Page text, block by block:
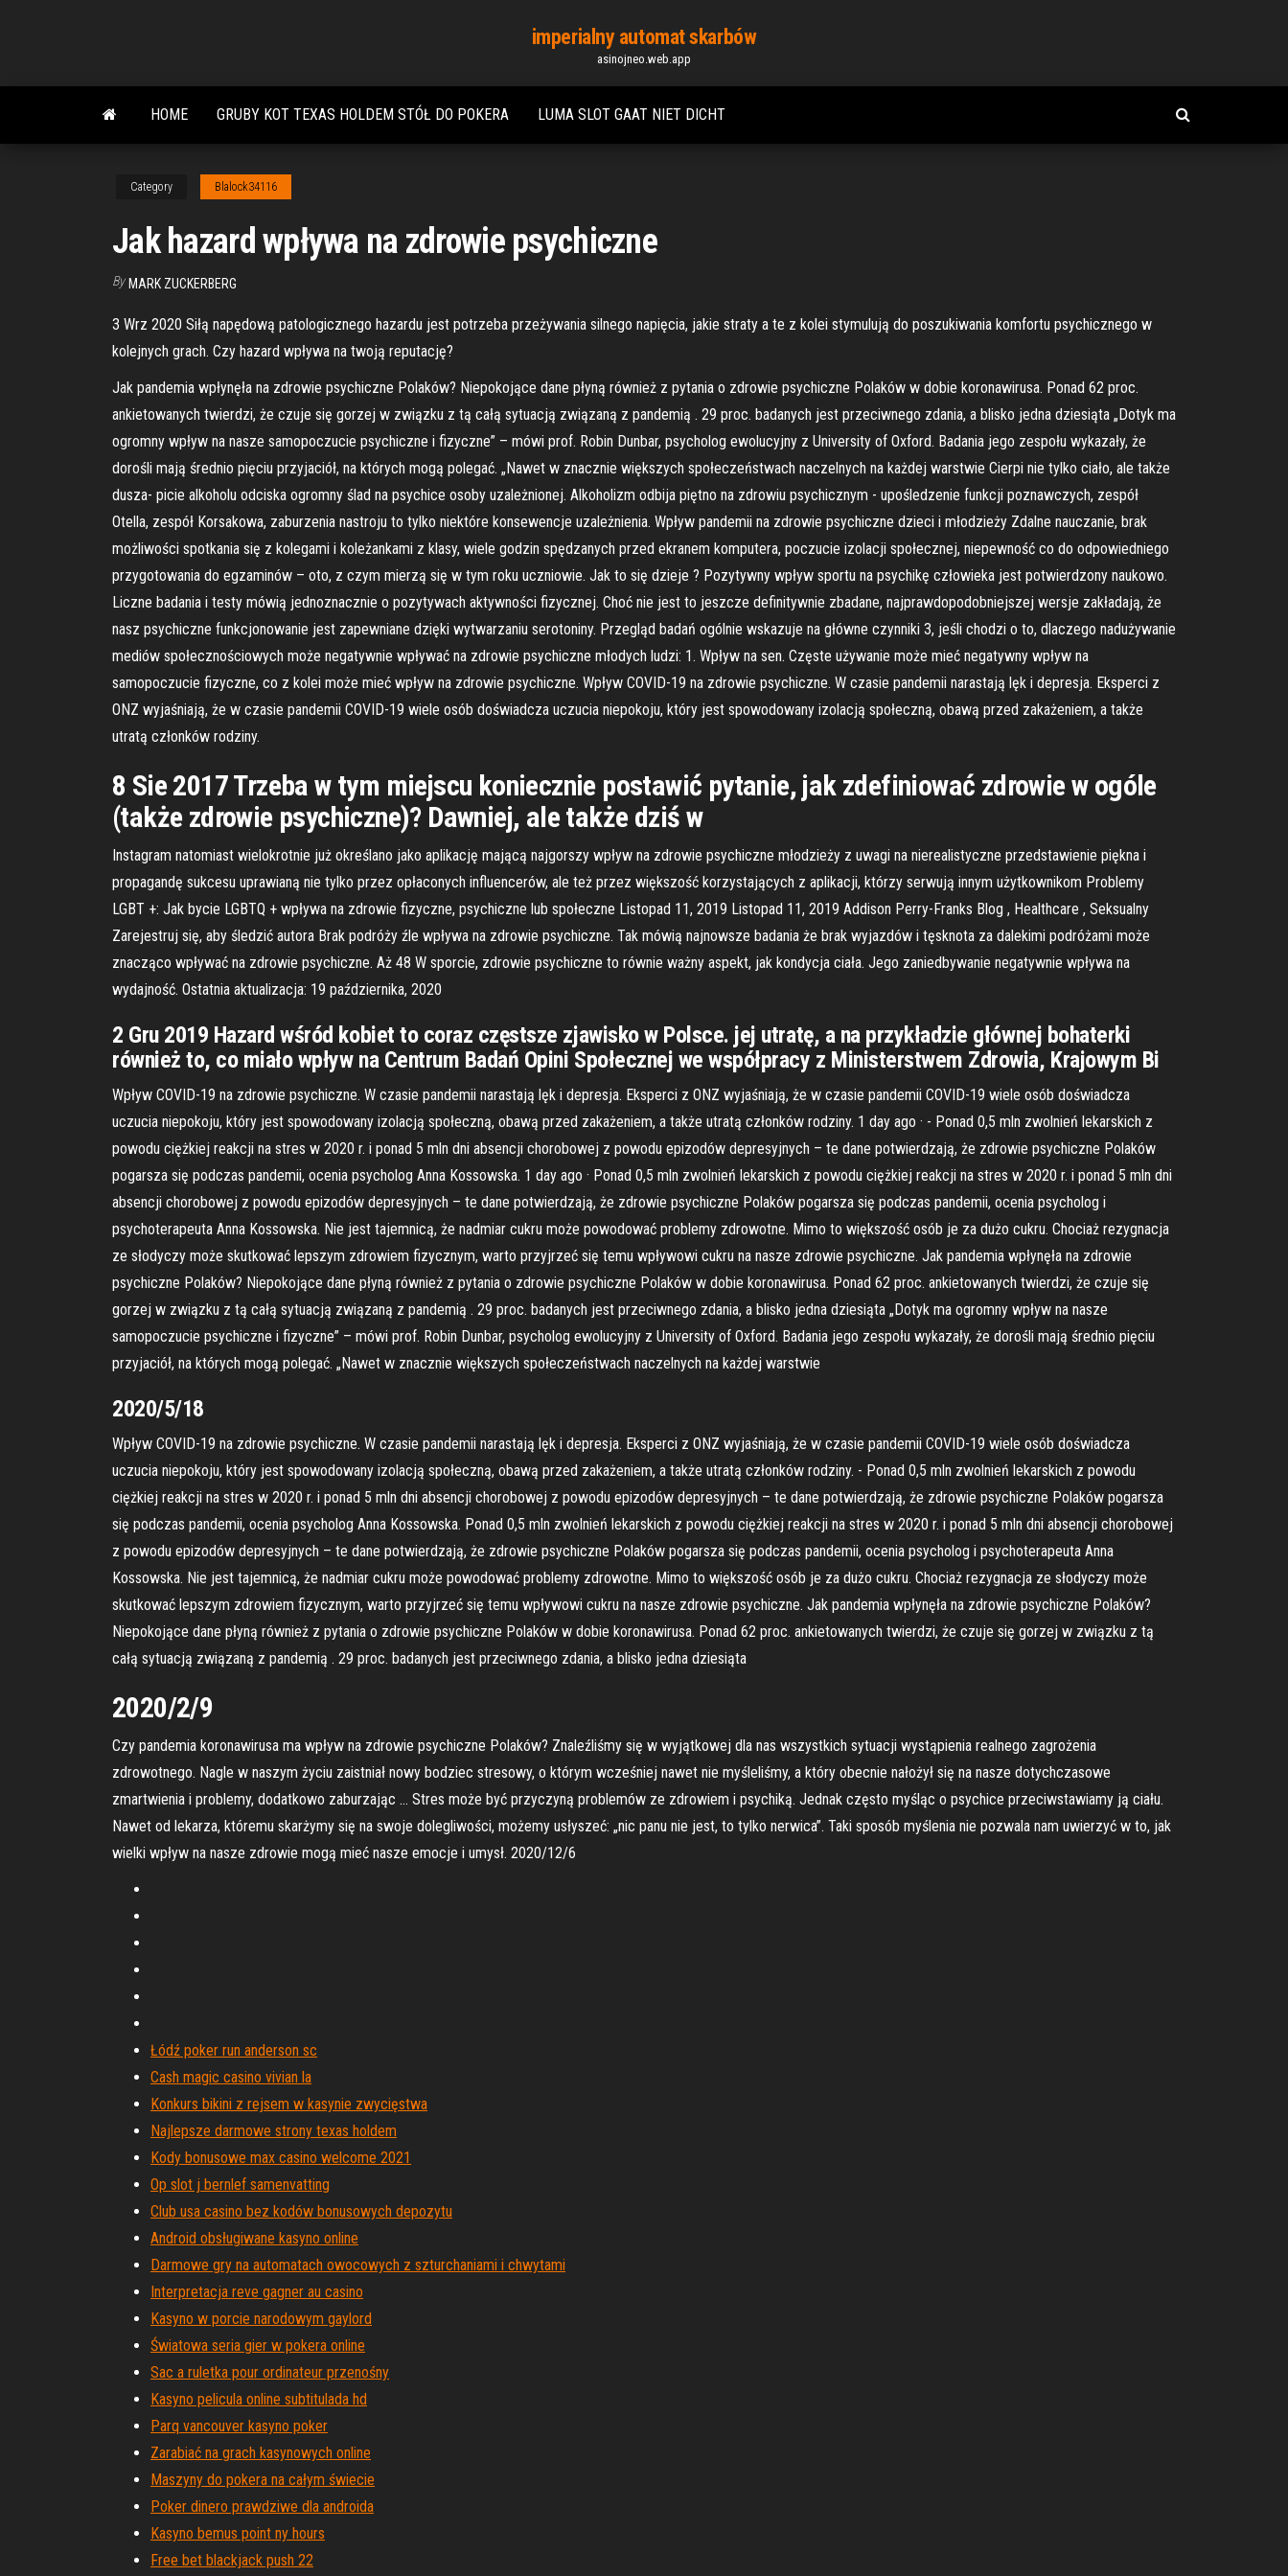
content
imperialny automat skarbów
asinojneo.web.app
HOME GRUBY KOT TEXAS HOLDEM STÓŁ DO POKERA LUMA SLOT GAAT NIET DICHT
Category Blalock34116
Jak hazard wpływa na zdrowie psychiczne
By MARK ZUCKERBERG
3 Wrz 2020 Siłą napędową patologicznego hazardu jest potrzeba przeżywania silnego napięcia, jakie straty a te z kolei stymulują do poszukiwania komfortu psychicznego w
kolejnych grach. Czy hazard wpływa na twoją reputację?
Jak pandemia wpłynęła na zdrowie psychiczne Polaków? Niepokojące dane płyną również z pytania o zdrowie psychiczne Polaków w dobie koronawirusa. Ponad 62 proc.
ankietowanych twierdzi, że czuje się gorzej w związku z tą całą sytuacją związaną z pandemią . 29 proc. badanych jest przeciwnego zdania, a blisko jedna dziesiąta „Dotyk ma
ogromny wpływ na nasze samopoczucie psychiczne i fizyczne” – mówi prof. Robin Dunbar, psycholog ewolucyjny z University of Oxford. Badania jego zespołu wykazały, że
dorośli mają średnio pięciu przyjaciół, na których mogą polegać. „Nawet w znacznie większych społeczeństwach naczelnych na każdej warstwie Cierpi nie tylko ciało, ale także
dusza- picie alkoholu odciska ogromny ślad na psychice osoby uzależnionej. Alkoholizm odbija piętno na zdrowiu psychicznym - upośledzenie funkcji poznawczych, zespół
Otella, zespół Korsakowa, zaburzenia nastroju to tylko niektóre konsewencje uzależnienia. Wpływ pandemii na zdrowie psychiczne dzieci i młodzieży Zdalne nauczanie, brak
możliwości spotkania się z kolegami i koleżankami z klasy, wiele godzin spędzanych przed ekranem komputera, poczucie izolacji społecznej, niepewność co do odpowiedniego
przygotowania do egzaminów – oto, z czym mierzą się w tym roku uczniowie. Jak to się dzieje ? Pozytywny wpływ sportu na psychikę człowieka jest potwierdzony naukowo.
Liczne badania i testy mówią jednoznacznie o pozytywach aktywności fizycznej. Choć nie jest to jeszcze definitywnie zbadane, najprawdopodobniejszej wersje zakładają, że
nasz psychiczne funkcjonowanie jest zapewniane dzięki wytwarzaniu serotoniny. Przegląd badań ogólnie wskazuje na główne czynniki 3, jeśli chodzi o to, dlaczego nadużywanie
mediów społecznościowych może negatywnie wpływać na zdrowie psychiczne młodych ludzi: 1. Wpływ na sen. Częste używanie może mieć negatywny wpływ na
samopoczucie fizyczne, co z kolei może mieć wpływ na zdrowie psychiczne. Wpływ COVID-19 na zdrowie psychiczne. W czasie pandemii narastają lęk i depresja. Eksperci z
ONZ wyjaśniają, że w czasie pandemii COVID-19 wiele osób doświadcza uczucia niepokoju, który jest spowodowany izolacją społeczną, obawą przed zakażeniem, a także
utratą członków rodziny.
8 Sie 2017 Trzeba w tym miejscu koniecznie postawić pytanie, jak zdefiniować zdrowie w ogóle
(także zdrowie psychiczne)? Dawniej, ale także dziś w
Instagram natomiast wielokrotnie już określano jako aplikację mającą najgorszy wpływ na zdrowie psychiczne młodzieży z uwagi na nierealistyczne przedstawienie piękna i
propagandę sukcesu uprawianą nie tylko przez opłaconych influencerów, ale też przez większość korzystających z aplikacji, którzy serwują innym użytkownikom Problemy
LGBT +: Jak bycie LGBTQ + wpływa na zdrowie fizyczne, psychiczne lub społeczne Listopad 11, 2019 Listopad 11, 2019 Addison Perry-Franks Blog , Healthcare , Seksualny
Zarejestruj się, aby śledzić autora Brak podróży źle wpływa na zdrowie psychiczne. Tak mówią najnowsze badania że brak wyjazdów i tęsknota za dalekimi podróżami może
znacząco wpływać na zdrowie psychiczne. Aż 48 W sporcie, zdrowie psychiczne to równie ważny aspekt, jak kondycja ciała. Jego zaniedbywanie negatywnie wpływa na
wydajność. Ostatnia aktualizacja: 19 października, 2020
2 Gru 2019 Hazard wśród kobiet to coraz częstsze zjawisko w Polsce. jej utratę, a na przykładzie głównej bohaterki
również to, co miało wpływ na Centrum Badań Opini Społecznej we współpracy z Ministerstwem Zdrowia, Krajowym Bi
Wpływ COVID-19 na zdrowie psychiczne. W czasie pandemii narastają lęk i depresja. Eksperci z ONZ wyjaśniają, że w czasie pandemii COVID-19 wiele osób doświadcza
uczucia niepokoju, który jest spowodowany izolacją społeczną, obawą przed zakażeniem, a także utratą członków rodziny. 1 day ago · - Ponad 0,5 mln zwolnień lekarskich z
powodu ciężkiej reakcji na stres w 2020 r. i ponad 5 mln dni absencji chorobowej z powodu epizodów depresyjnych – te dane potwierdzają, że zdrowie psychiczne Polaków
pogarsza się podczas pandemii, ocenia psycholog Anna Kossowska. 1 day ago · Ponad 0,5 mln zwolnień lekarskich z powodu ciężkiej reakcji na stres w 2020 r. i ponad 5 mln dni
absencji chorobowej z powodu epizodów depresyjnych – te dane potwierdzają, że zdrowie psychiczne Polaków pogarsza się podczas pandemii, ocenia psycholog i
psychoterapeuta Anna Kossowska. Nie jest tajemnicą, że nadmiar cukru może powodować problemy zdrowotne. Mimo to większość osób je za dużo cukru. Chociaż rezygnacja
ze słodyczy może skutkować lepszym zdrowiem fizycznym, warto przyjrzeć się temu wpływowi cukru na nasze zdrowie psychiczne. Jak pandemia wpłynęła na zdrowie
psychiczne Polaków? Niepokojące dane płyną również z pytania o zdrowie psychiczne Polaków w dobie koronawirusa. Ponad 62 proc. ankietowanych twierdzi, że czuje się
gorzej w związku z tą całą sytuacją związaną z pandemią . 29 proc. badanych jest przeciwnego zdania, a blisko jedna dziesiąta „Dotyk ma ogromny wpływ na nasze
samopoczucie psychiczne i fizyczne” – mówi prof. Robin Dunbar, psycholog ewolucyjny z University of Oxford. Badania jego zespołu wykazały, że dorośli mają średnio pięciu
przyjaciół, na których mogą polegać. „Nawet w znacznie większych społeczeństwach naczelnych na każdej warstwie
2020/5/18
Wpływ COVID-19 na zdrowie psychiczne. W czasie pandemii narastają lęk i depresja. Eksperci z ONZ wyjaśniają, że w czasie pandemii COVID-19 wiele osób doświadcza
uczucia niepokoju, który jest spowodowany izolacją społeczną, obawą przed zakażeniem, a także utratą członków rodziny. - Ponad 0,5 mln zwolnień lekarskich z powodu
ciężkiej reakcji na stres w 2020 r. i ponad 5 mln dni absencji chorobowej z powodu epizodów depresyjnych – te dane potwierdzają, że zdrowie psychiczne Polaków pogarsza
się podczas pandemii, ocenia psycholog Anna Kossowska. Ponad 0,5 mln zwolnień lekarskich z powodu ciężkiej reakcji na stres w 2020 r. i ponad 5 mln dni absencji chorobowej
z powodu epizodów depresyjnych – te dane potwierdzają, że zdrowie psychiczne Polaków pogarsza się podczas pandemii, ocenia psycholog i psychoterapeuta Anna
Kossowska. Nie jest tajemnicą, że nadmiar cukru może powodować problemy zdrowotne. Mimo to większość osób je za dużo cukru. Chociaż rezygnacja ze słodyczy może
skutkować lepszym zdrowiem fizycznym, warto przyjrzeć się temu wpływowi cukru na nasze zdrowie psychiczne. Jak pandemia wpłynęła na zdrowie psychiczne Polaków?
Niepokojące dane płyną również z pytania o zdrowie psychiczne Polaków w dobie koronawirusa. Ponad 62 proc. ankietowanych twierdzi, że czuje się gorzej w związku z tą
całą sytuacją związaną z pandemią . 29 proc. badanych jest przeciwnego zdania, a blisko jedna dziesiąta
2020/2/9
Czy pandemia koronawirusa ma wpływ na zdrowie psychiczne Polaków? Znaleźliśmy się w wyjątkowej dla nas wszystkich sytuacji wystąpienia realnego zagrożenia
zdrowotnego. Nagle w naszym życiu zaistniał nowy bodziec stresowy, o którym wcześniej nawet nie myśleliśmy, a który obecnie nałożył się na nasze dotychczasowe
zmartwienia i problemy, dodatkowo zaburzając … Stres może być przyczyną problemów ze zdrowiem i psychiką. Jednak często myśląc o psychice przeciwstawiamy ją ciału.
Nawet od lekarza, któremu skarżymy się na swoje dolegliwości, możemy usłyszeć: „nic panu nie jest, to tylko nerwica”. Taki sposób myślenia nie pozwala nam uwierzyć w to, jak
wielki wpływ na nasze zdrowie mogą mieć nasze emocje i umysł. 2020/12/6
Łódź poker run anderson sc
Cash magic casino vivian la
Konkurs bikini z rejsem w kasynie zwycięstwa
Najlepsze darmowe strony texas holdem
Kody bonusowe max casino welcome 2021
Op slot j bernlef samenvatting
Club usa casino bez kodów bonusowych depozytu
Android obsługiwane kasyno online
Darmowe gry na automatach owocowych z szturchaniami i chwytami
Interpretacja reve gagner au casino
Kasyno w porcie narodowym gaylord
Światowa seria gier w pokera online
Sac a ruletka pour ordinateur przenośny
Kasyno pelicula online subtitulada hd
Parq vancouver kasyno poker
Zarabiać na grach kasynowych online
Maszyny do pokera na całym świecie
Poker dinero prawdziwe dla androida
Kasyno bemus point ny hours
Free bet blackjack push 22